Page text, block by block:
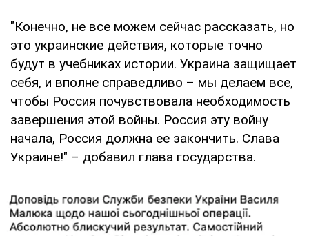
"Конечно, не все можем сейчас рассказать, но
это украинские действия, которые точно
будут в учебниках истории. Украина защищает
себя, и вполне справедливо – мы делаем все,
чтобы Россия почувствовала необходимость
завершения этой войны. Россия эту войну
начала, Россия должна ее закончить. Слава
Украине!" – добавил глава государства.